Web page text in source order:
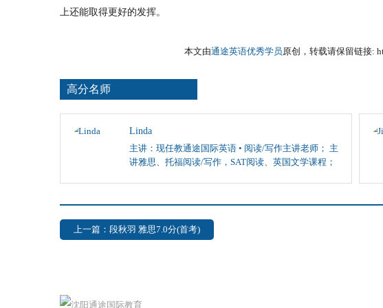
上还能取得更好的发挥。
本文由通途英语优秀学员原创，转载请保留链接:
高分名师
Linda
主讲：现任教通途国际英语 • 阅读/写作主讲老师； 主
讲雅思、托福阅读/写作，SAT阅读、英国文学课程；
上一篇：段秋羽 雅思7.0分(首考)